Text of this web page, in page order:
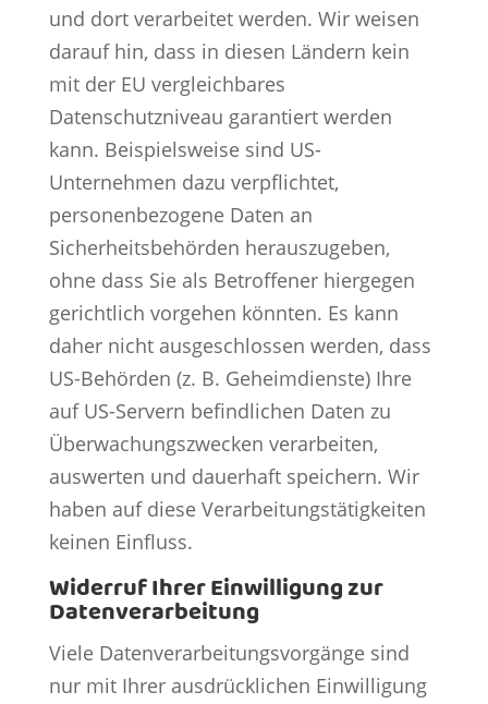
und dort verarbeitet werden. Wir weisen
darauf hin, dass in diesen Ländern kein
mit der EU vergleichbares
Datenschutzniveau garantiert werden
kann. Beispielsweise sind US-
Unternehmen dazu verpflichtet,
personenbezogene Daten an
Sicherheitsbehörden herauszugeben,
ohne dass Sie als Betroffener hiergegen
gerichtlich vorgehen könnten. Es kann
daher nicht ausgeschlossen werden, dass
US-Behörden (z. B. Geheimdienste) Ihre
auf US-Servern befindlichen Daten zu
Überwachungszwecken verarbeiten,
auswerten und dauerhaft speichern. Wir
haben auf diese Verarbeitungstätigkeiten
keinen Einfluss.
Widerruf Ihrer Einwilligung zur
Datenverarbeitung
Viele Datenverarbeitungsvorgänge sind
nur mit Ihrer ausdrücklichen Einwilligung